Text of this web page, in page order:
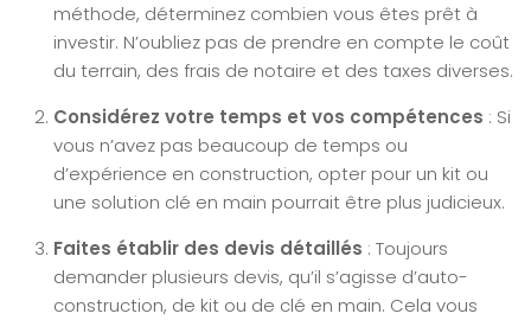
méthode, déterminez combien vous êtes prêt à
investir. N’oubliez pas de prendre en compte le coût
du terrain, des frais de notaire et des taxes diverses.
Considérez votre temps et vos compétences : Si
vous n’avez pas beaucoup de temps ou
d’expérience en construction, opter pour un kit ou
une solution clé en main pourrait être plus judicieux.
Faites établir des devis détaillés : Toujours
demander plusieurs devis, qu’il s’agisse d’auto-
construction, de kit ou de clé en main. Cela vous